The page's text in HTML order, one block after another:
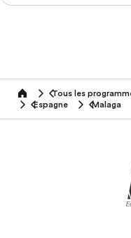
home Tous les
Espagne
Malaga